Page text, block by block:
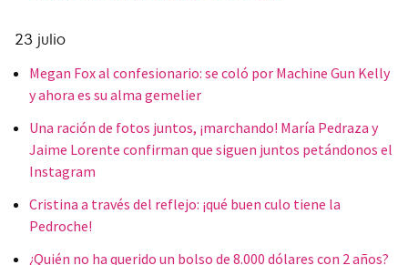
23 julio
Megan Fox al confesionario: se coló por Machine Gun Kelly
y ahora es su alma gemelier
Una ración de fotos juntos, ¡marchando! María Pedraza y
Jaime Lorente confirman que siguen juntos petándonos el
Instagram
Cristina a través del reflejo: ¡qué buen culo tiene la
Pedroche!
¿Quién no ha querido un bolso de 8.000 dólares con 2 años?